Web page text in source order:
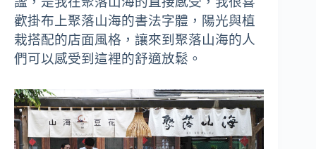
歡掛布上聚落山海的書法字體，陽光與植
栽搭配的店面風格，讓來到聚落山海的人
們可以感受到這裡的舒適放鬆。